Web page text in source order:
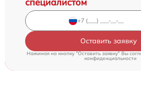
Оставить заявку
Нажимая на кнопку "Оставить заявку" Вы
конфиденциальности